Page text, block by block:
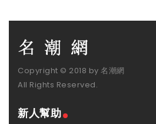
Copyright © 2018 by 名潮網
All Rights Reserved.
新人幫助